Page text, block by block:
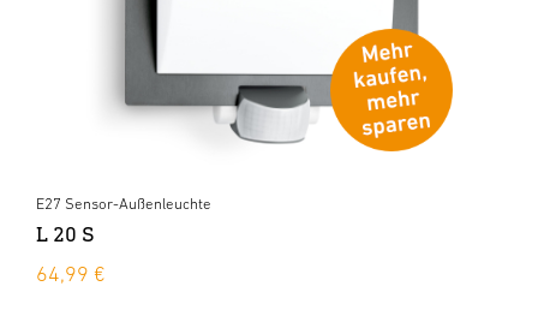
E27 Sensor-Außenleuchte
L 20 S
64,99 €